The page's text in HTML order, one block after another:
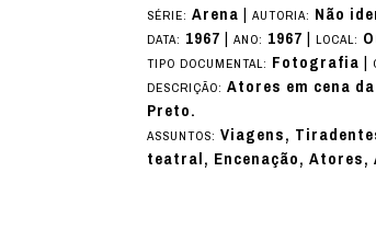
SÉRIE:Arena|AUTORIA: Não
DATA: 1967|ANO: 1967|LOCAL:
TIPO DOCUMENTAL: Fotografia|
DESCRIÇÃO:Atores em cena
Preto.
ASSUNTOS:Viagens,
teatral, Encenação, Atores,